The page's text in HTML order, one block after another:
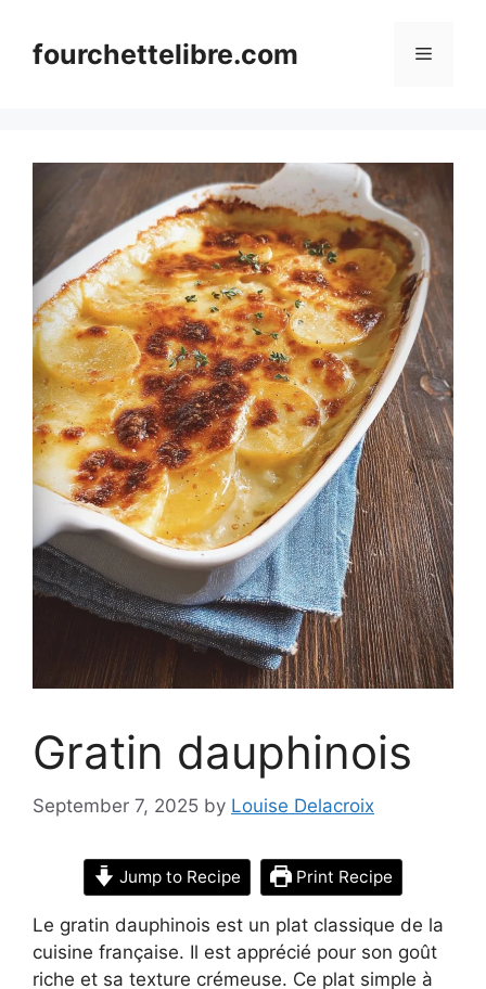
contentfourchettelibre.com Menu
Gratin dauphinois
September 7, 2025 by Louise Delacroix
Jump to Recipe Print Recipe
Le gratin dauphinois est un plat classique de la
cuisine française. Il est apprécié pour son goût
riche et sa texture crémeuse. Ce plat simple à